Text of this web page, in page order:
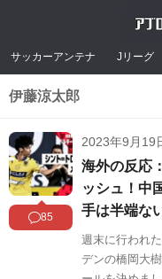
サッカーアンテナ Jリーグ
伊藤涼太郎
85
2023年9月19
海外の反応
ッシュ！中
手は半端な
週末に行われ
デンの橋岡大